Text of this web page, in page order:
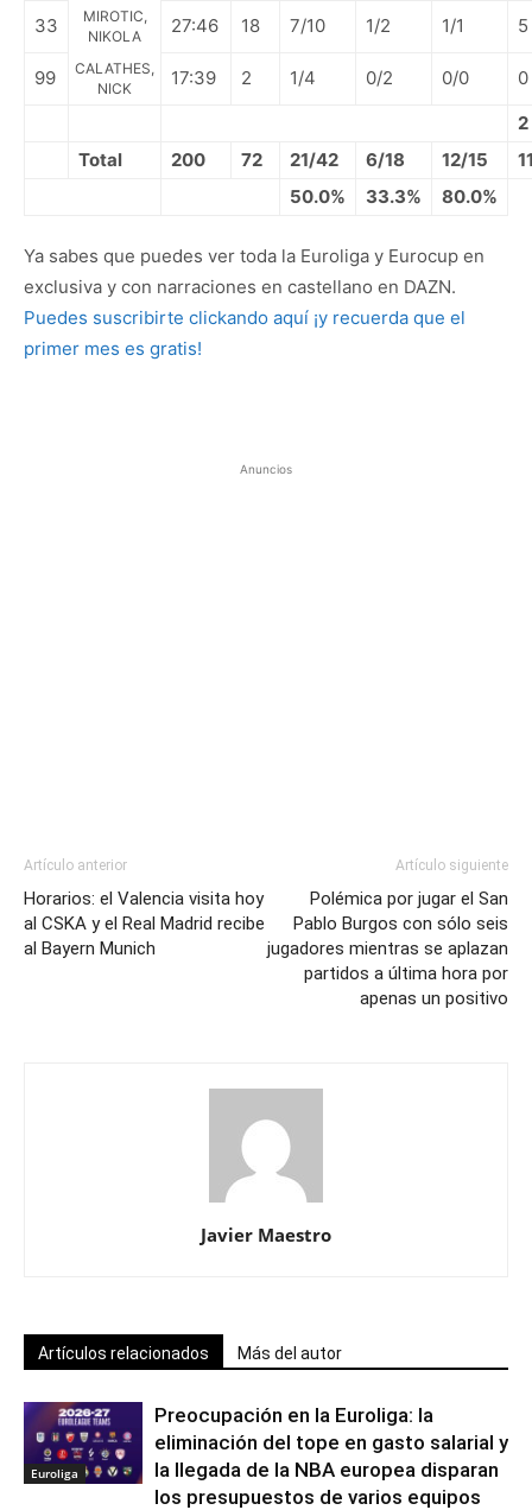
33
MIROTIC,
NIKOLA
27:46 18 7/10 1/2 1/1 5
99
CALATHES,
NICK
17:39 2 1/4 0/2 0/0
0
2
Total
200 72 21/42 6/18 12/15
50.0%
33.3% 80.0%
Ya sabes que puedes ver toda la Euroliga y Eurocup en
exclusiva y con narraciones en castellano en DAZN.
Puedes suscribirte clickando aquí ¡y recuerda que el
primer mes es gratis!
Anuncios
Artículo anterior
Horarios: el Valencia visita hoy
al CSKA y el Real Madrid recibe
al Bayern Munich
Artículo siguiente
Polémica por jugar el San
Pablo Burgos con sólo seis
jugadores mientras se aplazan
partidos a última hora por
apenas un positivo
Javier Maestro
Artículos relacionados Más del autor
Euroliga
Preocupación en la Euroliga: la
eliminación del tope en gasto salarial y
la llegada de la NBA europea disparan
los presupuestos de varios equipos